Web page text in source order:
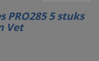
PRO285 5 stuks
Vet